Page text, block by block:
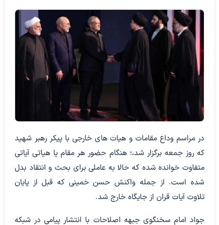
در مراسم وداع مقامات و هیات های خارجی با پیکر رهبر شهید
که روز جمعه برگزار شد،؛ هنگام حضور هر مقام یا هیاتی آیاتی
متفاوت خوانده شده که حالا به عاملی برای بحث و انتقاد بدل
شده است. از جمله واکنش حسن خمینی که قبل از پایان
تلاوت آیات قران از جایگاه خارج شد.
جواد امام سخنگوی جبهه اصلاحات با انتشار پیامی در شبکه